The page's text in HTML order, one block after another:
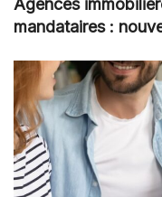
Agences
mandataires :